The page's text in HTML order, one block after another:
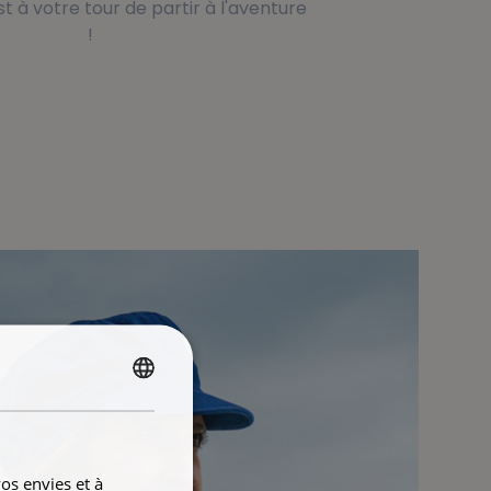
à votre tour de partir à l'aventure
!
envies et à